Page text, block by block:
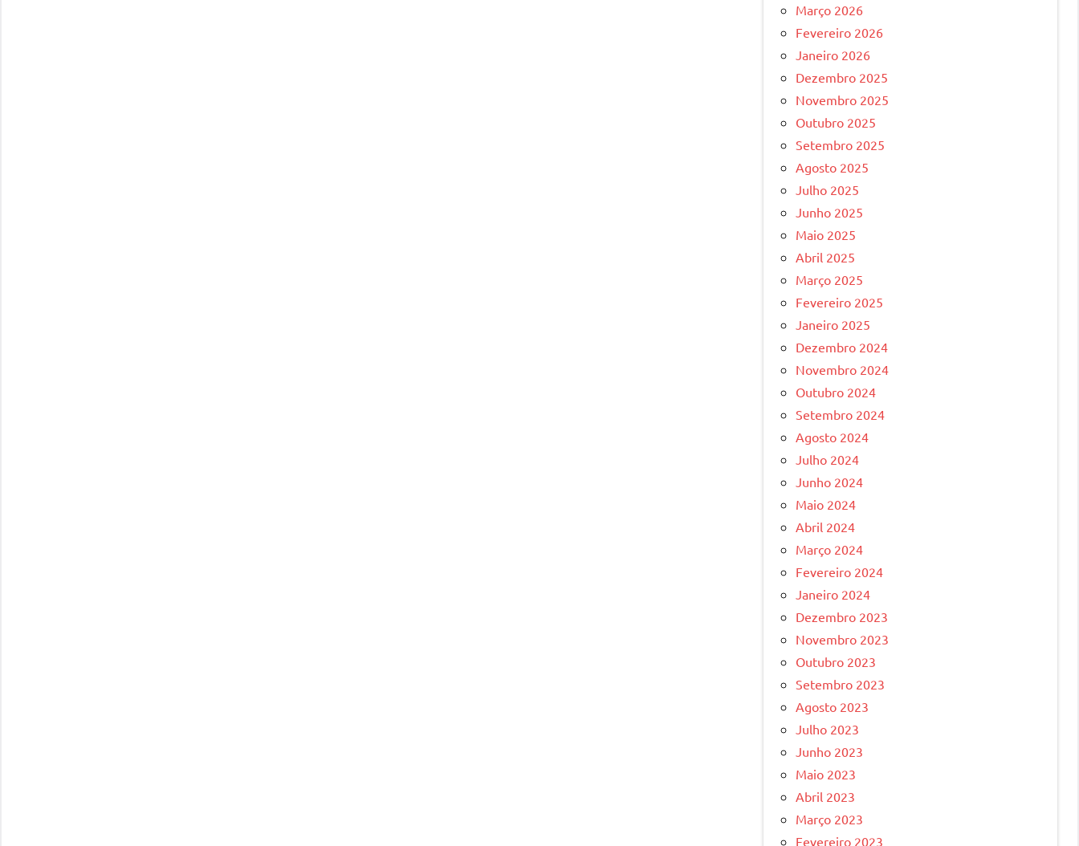
Março 2026
Fevereiro 2026
Janeiro 2026
Dezembro 2025
Novembro 2025
Outubro 2025
Setembro 2025
Agosto 2025
Julho 2025
Junho 2025
Maio 2025
Abril 2025
Março 2025
Fevereiro 2025
Janeiro 2025
Dezembro 2024
Novembro 2024
Outubro 2024
Setembro 2024
Agosto 2024
Julho 2024
Junho 2024
Maio 2024
Abril 2024
Março 2024
Fevereiro 2024
Janeiro 2024
Dezembro 2023
Novembro 2023
Outubro 2023
Setembro 2023
Agosto 2023
Julho 2023
Junho 2023
Maio 2023
Abril 2023
Março 2023
Fevereiro 2023